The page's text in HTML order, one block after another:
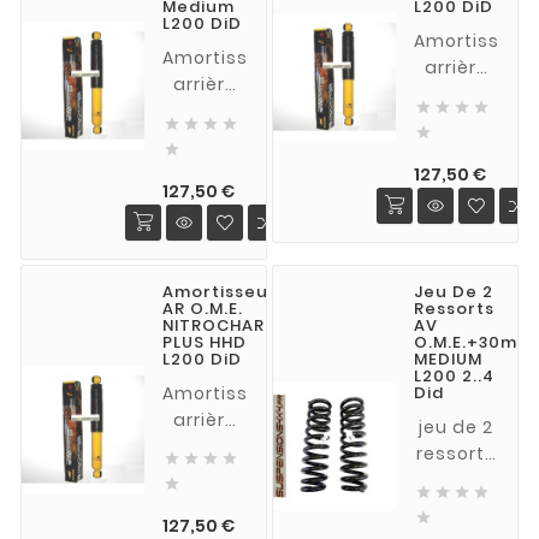
lames
d'origine
et
jusqu'à
40 mm.
Medium
L200 DiD
Amortisseur
arrière
Emu
NITROCHARGER
PLUS
Medium
pour
did à
partir de
2015
à l'unité)
   

127,50 €Prix
L200 DiD
Amortisseur
arrière
Emu
PLUS
Heavy
Duty
did à
partir de
2015
(vendu
   

127,50 €Prix
Amortisseur
AR O.M.E.
NITROCHARGER
PLUS HHD
L200 DiD
Amortisseur
arrière
Emu
NITROCHARGER
PLUS
   

127,50 €Prix
Jeu De 2
Ressorts
AV
O.M.E.+30mm
MEDIUM
L200 2..4
Did
jeu de 2
ressorts
réhausse
   
